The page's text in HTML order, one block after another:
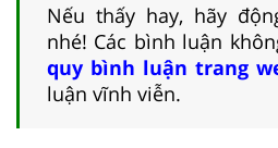
Nếu thấy hay, hãy
nhé! Các bình luận
quy bình luận trang
luận vĩnh viễn.